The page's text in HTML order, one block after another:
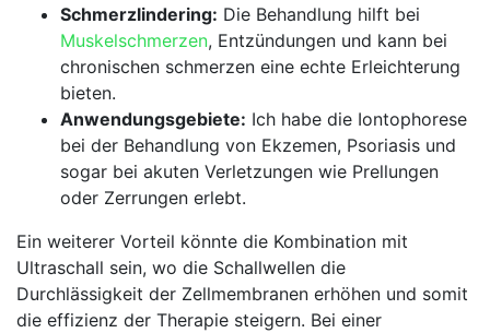
Schmerzlindering: Die‍ Behandlung hilft bei
Muskelschmerzen, Entzündungen und kann bei​
chronischen schmerzen ​eine echte Erleichterung⁤
bieten.
Anwendungsgebiete: Ich habe ‌die Iontophorese
bei der Behandlung von⁤ Ekzemen, Psoriasis und
sogar bei akuten Verletzungen wie Prellungen
oder Zerrungen⁢ erlebt.
Ein⁢ weiterer⁤ Vorteil könnte die Kombination mit
Ultraschall sein, wo die Schallwellen die
⁤Durchlässigkeit ‌der Zellmembranen erhöhen⁤ und somit
die effizienz der Therapie​ steigern.⁤ Bei einer